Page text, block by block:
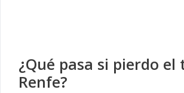
¿Qué pasa si pierdo el
Renfe?